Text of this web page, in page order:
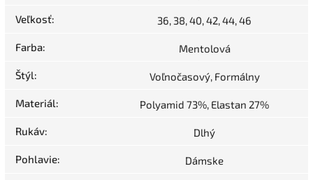
Veľkosť: 36, 38, 40, 42, 44, 46
Farba: Mentolová
Štýl: Voľnočasový, Formálny
Materiál: Polyamid 73%, Elastan 27%
Rukáv: Dlhý
Pohlavie: Dámske